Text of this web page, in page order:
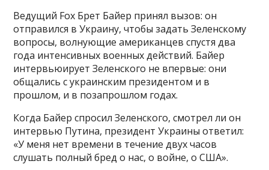
Ведущий Fox Брет Байер принял вызов: он
отправился в Украину, чтобы задать Зеленскому
вопросы, волнующие американцев спустя два
года интенсивных военных действий. Байер
интервьюирует Зеленского не впервые: они
общались с украинским президентом и в
прошлом, и в позапрошлом годах.
Когда Байер спросил Зеленского, смотрел ли он
интервью Путина, президент Украины ответил:
«У меня нет времени в течение двух часов
слушать полный бред о нас, о войне, о США».